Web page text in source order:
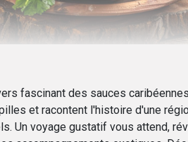
fascinant des sauces
et racontent l'histoire d'une
Un voyage gustatif vous attend,